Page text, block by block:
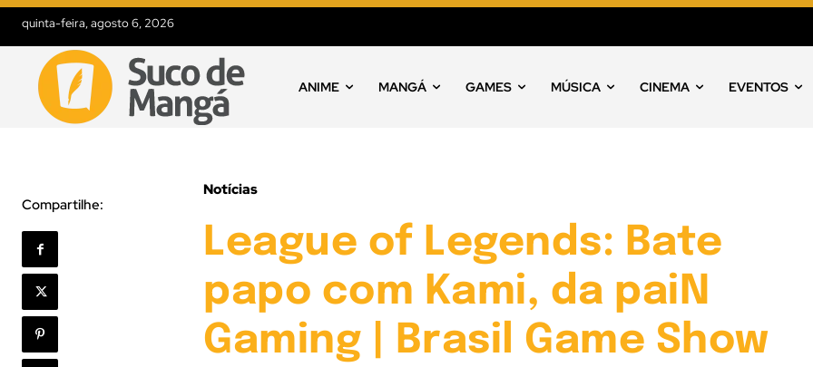
quinta-feira, agosto 6, 2026
ANIME MANGÁ GAMES MÚSICA CINEMA EVENTOS
Compartilhe:
Notícias
League of Legends: Bate
papo com Kami, da paiN
Gaming | Brasil Game Show